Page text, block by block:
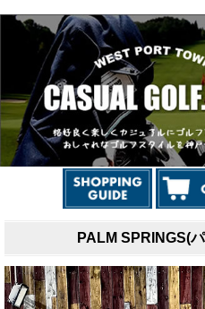
PALM SPRINGS(